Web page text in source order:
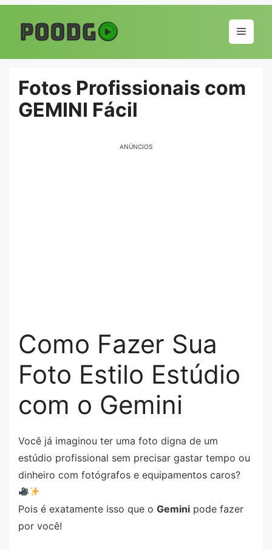
para
conteúdo
Menu
Fotos Profissionais com
GEMINI Fácil
ANÚNCIOS
Como Fazer Sua
Foto Estilo Estúdio
com o Gemini
Você já imaginou ter uma foto digna de um
estúdio profissional sem precisar gastar tempo ou
dinheiro com fotógrafos e equipamentos caros?
Pois é exatamente isso que o Gemini pode fazer
por você!